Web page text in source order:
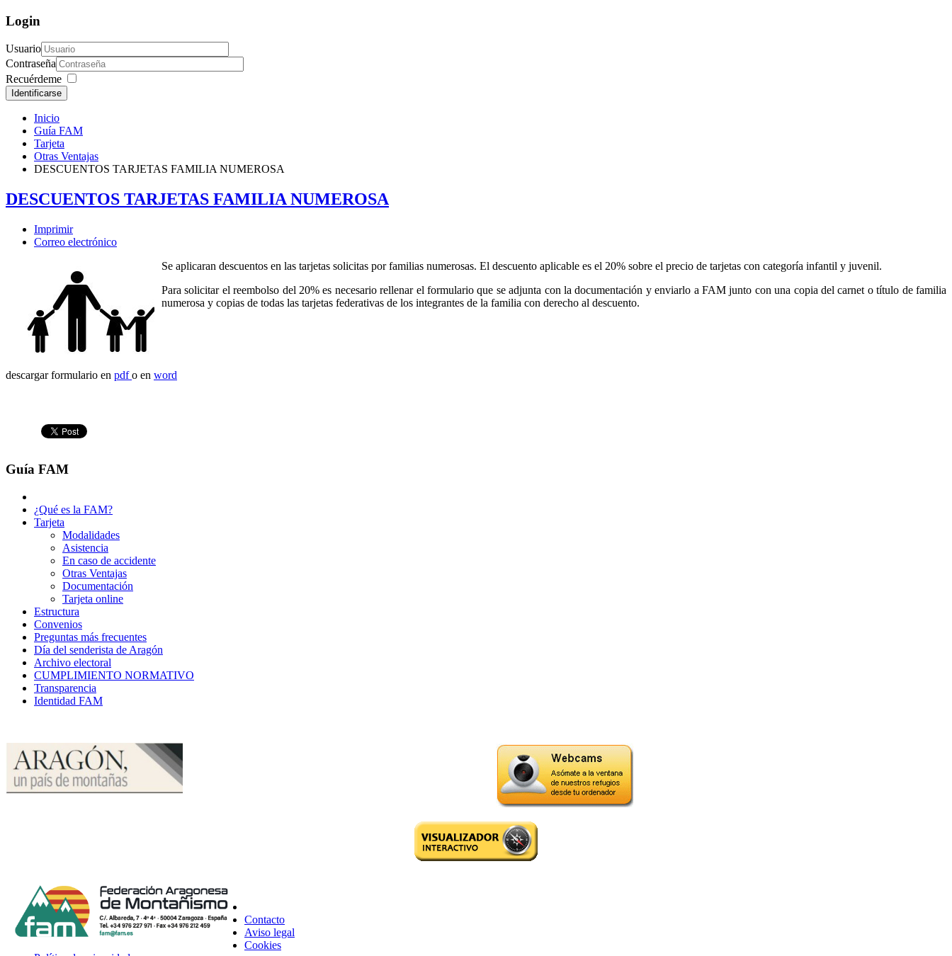
Login
Usuario
Contraseña
Recuérdeme
Identificarse
Inicio
Guía FAM
Tarjeta
Otras Ventajas
DESCUENTOS TARJETAS FAMILIA NUMEROSA
DESCUENTOS TARJETAS FAMILIA NUMEROSA
Imprimir
Correo electrónico
Se aplicaran descuentos en las tarjetas solicitas por familias numerosas. El descuento aplicable es el 20% sobre el precio de tarjetas con categoría infantil y juvenil.
Para solicitar el reembolso del 20% es necesario rellenar el formulario que se adjunta con la documentación y enviarlo a FAM junto con una copia del carnet o título de familia
numerosa y copias de todas las tarjetas federativas de los integrantes de la familia con derecho al descuento.
descargar formulario en pdfo en word
Guía FAM
¿Qué es la FAM?
Tarjeta
Modalidades
Asistencia
En caso de accidente
Otras Ventajas
Documentación
Tarjeta online
Estructura
Convenios
Preguntas más frecuentes
Día del senderista de Aragón
Archivo electoral
CUMPLIMIENTO NORMATIVO
Transparencia
Identidad FAM
Contacto
Aviso legal
Cookies